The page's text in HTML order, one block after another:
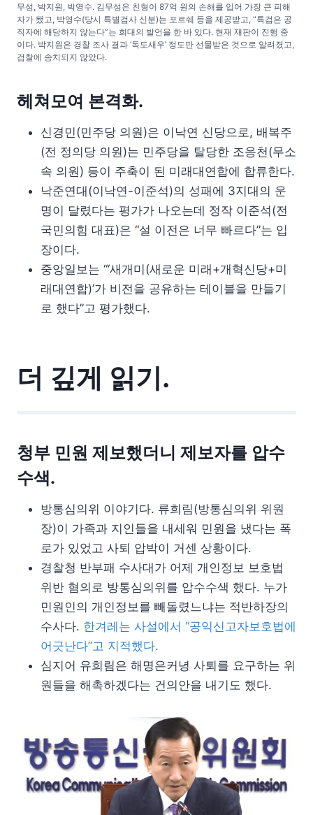
무성, 박지원, 박영수. 김무성은 친형이 87억 원의 손해를 입어 가장 큰 피해
자가 됐고, 박영수(당시 특별검사 신분)는 포르쉐 등을 제공받고, “특검은 공
직자에 해당하지 않는다”는 희대의 발언을 한 바 있다. 현재 재판이 진행 중
이다. 박지원은 경찰 조사 결과 ‘독도새우’ 정도만 선물받은 것으로 알려졌고,
검찰에 송치되지 않았다.
헤쳐모여 본격화.
신경민(민주당 의원)은 이낙연 신당으로, 배복주
(전 정의당 의원)는 민주당을 탈당한 조응천(무소
속 의원) 등이 주축이 된 미래대연합에 합류한다.
낙준연대(이낙연-이준석)의 성패에 3지대의 운
명이 달렸다는 평가가 나오는데 정작 이준석(전
국민의힘 대표)은 “설 이전은 너무 빠르다”는 입
장이다.
중앙일보는 “‘새개미(새로운 미래+개혁신당+미
래대연합)’가 비전을 공유하는 테이블을 만들기
로 했다”고 평가했다.
더 깊게 읽기.
청부 민원 제보했더니 제보자를 압수
수색.
방통심의위 이야기다. 류희림(방통심의위 위원
장)이 가족과 지인들을 내세워 민원을 냈다는 폭
로가 있었고 사퇴 압박이 거센 상황이다.
경찰청 반부패 수사대가 어제 개인정보 보호법
위반 혐의로 방통심의위를 압수수색 했다. 누가
민원인의 개인정보를 빼돌렸느냐는 적반하장의
수사다. 한겨레는 사설에서 “공익신고자보호법에
어긋난다”고 지적했다.
심지어 유희림은 해명은커녕 사퇴를 요구하는 위
원들을 해촉하겠다는 건의안을 내기도 했다.